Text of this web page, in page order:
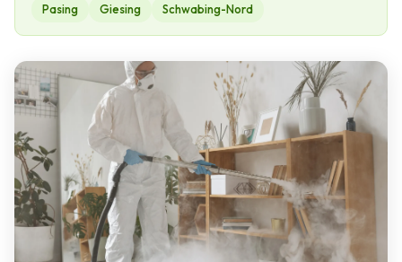
Pasing
Giesing Schwabing-Nord